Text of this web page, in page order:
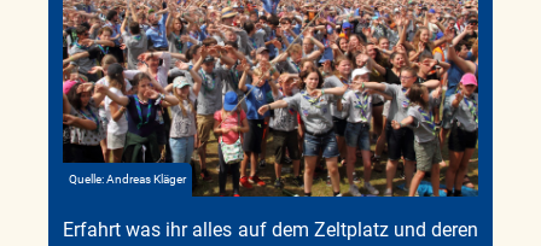
Quelle: Andreas Kläger
Erfahrt was ihr alles auf dem Zeltplatz und deren